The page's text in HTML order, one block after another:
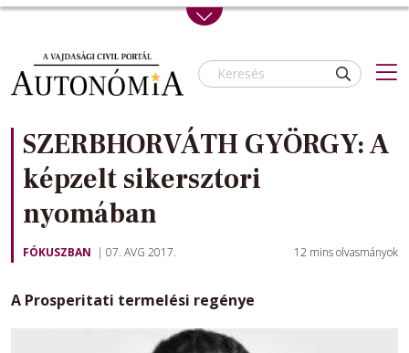
Skip to main content
SZERBHORVÁTH GYÖRGY: A
képzelt sikersztori
nyomában
FÓKUSZBAN 07. AVG 2017. 12 mins olvasmányok
A Prosperitati termelési regénye